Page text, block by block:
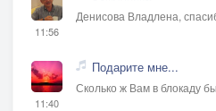
11:56
Денисова Владлена,
11:40
Подарите мне...
Сколько ж Вам в блокаду